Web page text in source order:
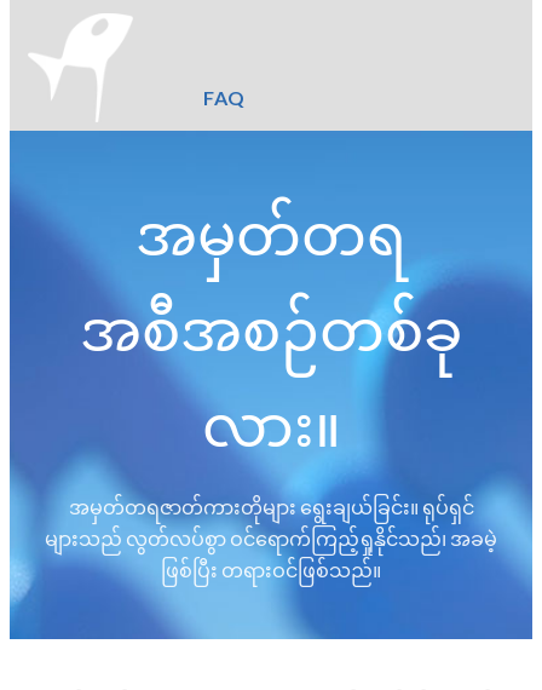
FAQ
အမှတ်တရ
အစီအစဉ်တစ်ခု
လား။
အမှတ်တရဇာတ်ကားတိုများ ရွေးချယ်ခြင်း။ ရုပ်ရှင်
များသည် လွတ်လပ်စွာ ဝင်ရောက်ကြည့်ရှုနိုင်သည်၊ အခမဲ့
ဖြစ်ပြီး တရားဝင်ဖြစ်သည်။